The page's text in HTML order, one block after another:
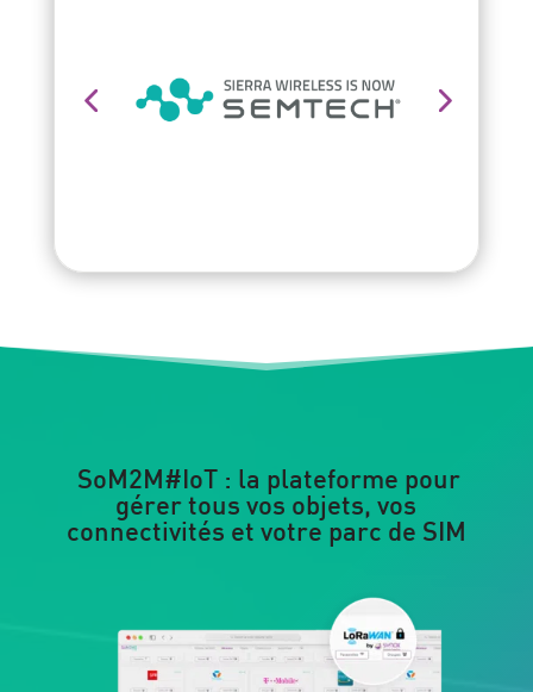
SoM2M#IoT : la plateforme pour
gérer tous vos objets, vos
connectivités et votre parc de SIM